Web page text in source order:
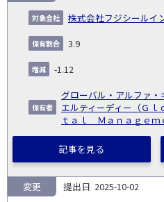
NO.
告
義
務
発
生
日
提
日
証券
対
株式会社フジシールイ
3.9
-1.12
グローバル・アルファ・
エルティーディー（Ｇ
ｔａｌ Ｍａｎａｇｅｍ
記事を見る
2025-10-02
変更